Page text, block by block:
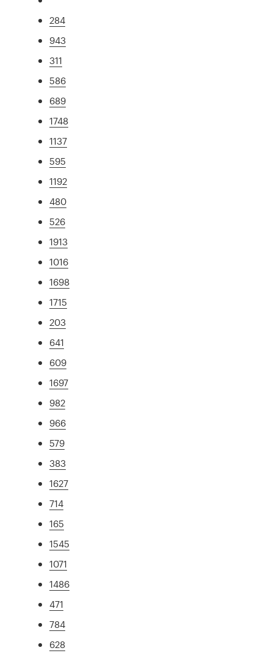
284
943
311
586
689
1748
1137
595
1192
480
526
1913
1016
1698
1715
203
641
609
1697
982
966
579
383
1627
714
165
1545
1071
1486
471
784
628